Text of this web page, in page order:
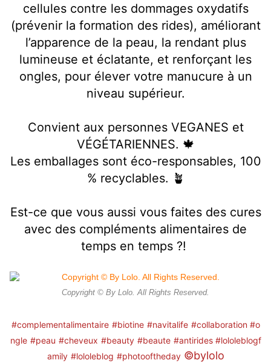
cellules contre les dommages oxydatifs
(prévenir la formation des rides), améliorant
l’apparence de la peau, la rendant plus
lumineuse et éclatante, et renforçant les
ongles, pour élever votre manucure à un
niveau supérieur.
Convient aux personnes VEGANES et
VÉGÉTARIENNES. 🍁
Les emballages sont éco-responsables, 100
% recyclables. 🪴
Est-ce que vous aussi vous faites des cures
avec des compléments alimentaires de
temps en temps ?!
Copyright © By Lolo. All Rights Reserved.
#complementalimentaire #biotine #navitalife #collaboration #o
ngle #peau #cheveux #beauty #beaute #antirides #lololeblogf
amily #lololeblog #photooftheday©️bylolo